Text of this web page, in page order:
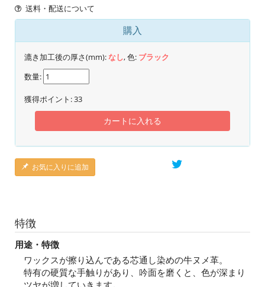
送料・配送について
購入
漉き加工後の厚さ(mm):なし, 色: ブラック
数量:
獲得ポイント:33
カートに入れる
お気に入りに追加
特徴
用途・特徴
ワックスが擦り込んである芯通し染めの牛ヌメ革。
特有の硬質な手触りがあり、吟面を磨くと、色が深まり
ツヤが増していきます。